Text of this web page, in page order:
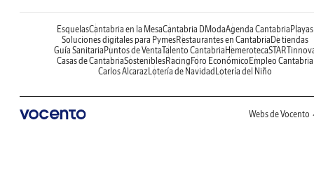
EsquelasCantabria en la MesaCantabria DModaAgenda Cantabria Playas
Soluciones digitales para PymesRestaurantes en Cantabria De tiendas
Guía Sanitaria Puntos de VentaTalento Cantabria Hemeroteca
Casas de CantabriaSosteniblesRacing Foro Económico Empleo Cantabria
Carlos AlcarazLotería de Navidad Lotería del Niño
Webs de Vocento